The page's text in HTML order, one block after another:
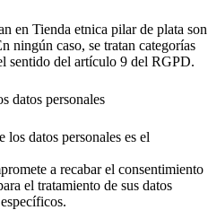
en Tienda etnica pilar de plata son
ningún caso, se tratan categorías
sentido del artículo 9 del RGPD.
datos personales
los datos personales es el
a recabar el consentimiento
el tratamiento de sus datos